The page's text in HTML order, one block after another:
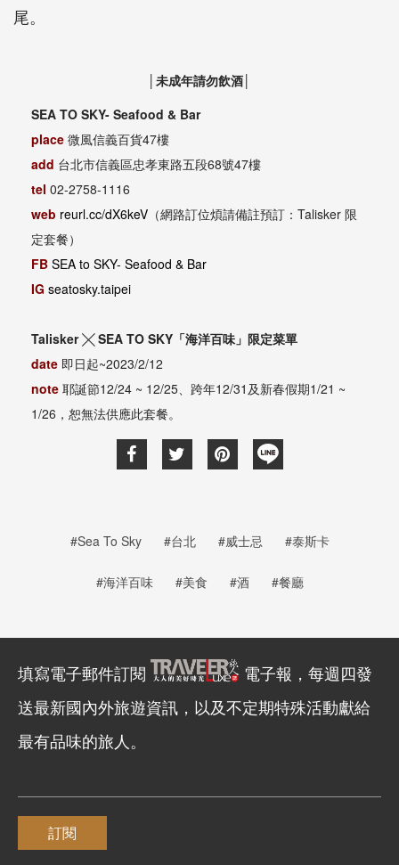
尾。
│未成年請勿飲酒│
SEA TO SKY- Seafood & Bar
place 微風信義百貨47樓
add 台北市信義區忠孝東路五段68號47樓
tel 02-2758-1116
web reurl.cc/dX6keV （網路訂位煩請備註預訂：Talisker 限
定套餐）
FB SEA to SKY- Seafood & Bar
IG seatosky.taipei
Talisker ╳ SEA TO SKY「海洋百味」限定菜單
date 即日起~2023/2/12
note 耶誕節12/24 ~ 12/25、跨年12/31及新春假期1/21 ~
1/26，恕無法供應此套餐。
#Sea To Sky #台北 #威士忌 #泰斯卡
#海洋百味 #美食 #酒 #餐廳
填寫電子郵件訂閱
電子報，每週四發
送最新國內外旅遊資訊，以及不定期特殊活動獻給
最有品味的旅人。
訂閱